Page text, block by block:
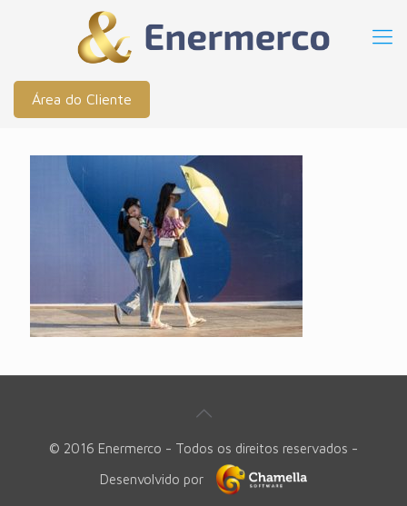
Área do Cliente
© 2016 Enermerco - Todos os direitos reservados -
Desenvolvido por